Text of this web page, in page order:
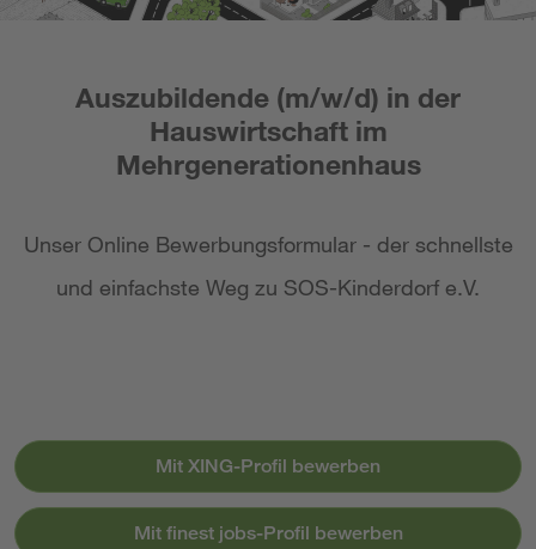
Auszubildende (m/w/d) in der
Hauswirtschaft im
Mehrgenerationenhaus
Unser Online Bewerbungsformular - der schnellste
und einfachste Weg zu SOS-Kinderdorf e.V.
Mit XING-Profil bewerben
Mit finest jobs-Profil bewerben